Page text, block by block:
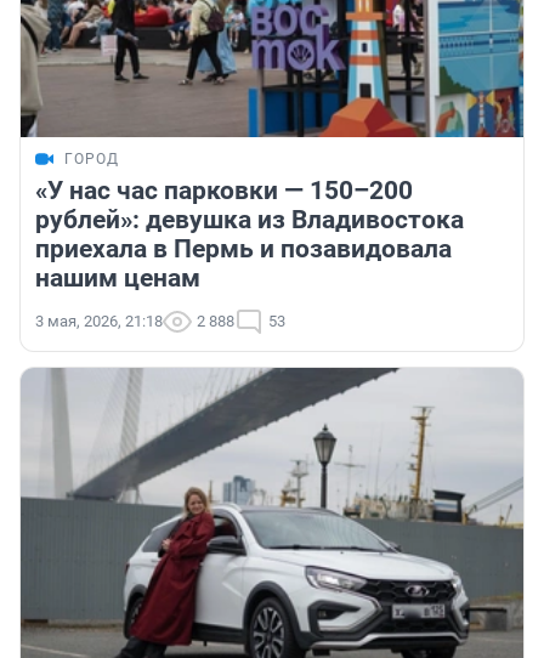
ГОРОД
«У нас час парковки — 150–200
рублей»: девушка из Владивостока
приехала в Пермь и позавидовала
нашим ценам
3 мая, 2026, 21:18 2 888 53